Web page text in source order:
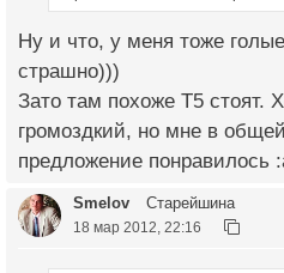
Ну и что, у меня тоже
страшно)))
Зато там похоже Т5 стоят.
громоздкий, но мне в
предложение понравилось
Smelov Старейшина
18 мар 2012, 22:16